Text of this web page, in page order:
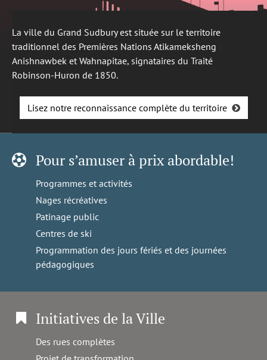
La ville du Grand Sudbury est située sur le territoire
traditionnel des Premières Nations Atikameksheng
Anishnawbek et Wahnapitae, signataires du Traité
Robinson-Huron de 1850.
Lisez notre reconnaissance complète du territoire
Pour s’amuser à prix abordable!
Programmes et activités
Nages récréatives
Patinage public
Centres de ski
Programmation des jours fériés et des journées
pédagogiques
Initiatives de la Ville
Des rues complètes